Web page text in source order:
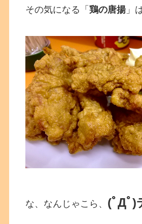
その気になる「鶏の唐揚 」
な、なんじゃこら、 (ﾟДﾟ)